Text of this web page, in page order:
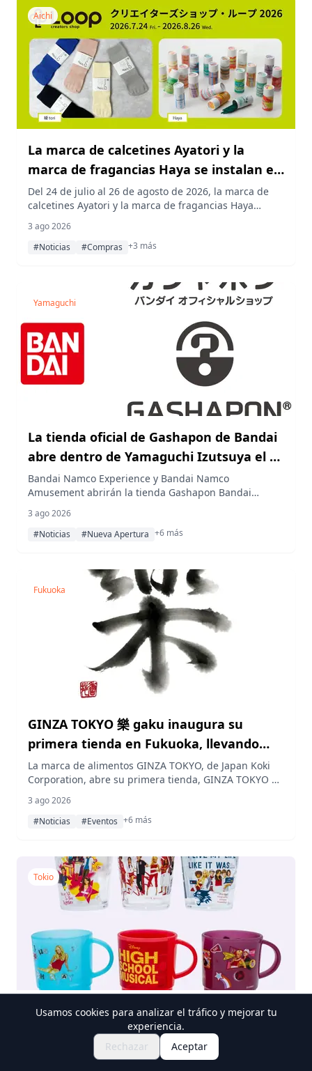
Aichi
La marca de calcetines Ayatori y la
marca de fragancias Haya se instalan en
Creators Shop Loop en el Nadya Park de
Nagoya
Del 24 de julio al 26 de agosto de 2026, la marca de
calcetines Ayatori y la marca de fragancias Haya
Creators Shop Loop en Nadya Park, Nagoya,
ofreciendo cada una un taller práctico durante su
3 ago 2026
#Noticias
#Compras +3 más
Yamaguchi
La tienda oficial de Gashapon de Bandai
abre dentro de Yamaguchi Izutsuya el 6
de agosto de 2026
Bandai Namco Experience y Bandai Namco
Amusement abrirán la tienda Gashapon Bandai
especializado en juguetes tipo cápsula con 230
máquinas, dentro de los grandes almacenes
3 ago 2026
#Noticias
#Nueva Apertura +6 más
Fukuoka
GINZA TOKYO 樂 gaku inaugura su
primera tienda en Fukuoka, llevando
adelante la cultura gastronómica
tradicional japonesa de Ginza
La marca de alimentos GINZA TOKYO, de Japan Koki
Corporation, abre su primera tienda, GINZA TOKYO 樂
Tenjin del 12 al 18 de agosto de 2026, ofreciendo
wagashi y té japonés elaborados con ingredientes
3 ago 2026
#Noticias
#Eventos +6 más
Tokio
Las nuevas tazas de High School Musical
de Skater debutan en Disney THE
MARKET en Nihombashi Mitsukoshi a
Seis nuevos diseños de tazas inspirados en High
Usamos cookies para analizar el tráfico y mejorar tu
experiencia.
Rechazar
Aceptar